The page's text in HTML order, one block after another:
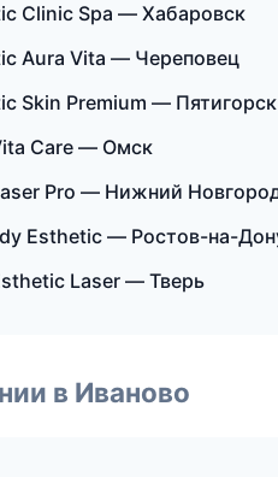
Clinic Spa — Хабаровск
Aura Vita — Череповец
Skin Premium — Пятигорск
Care — Омск
Pro — Нижний
Esthetic — Ростов-на-
Laser — Тверь
в Иваново